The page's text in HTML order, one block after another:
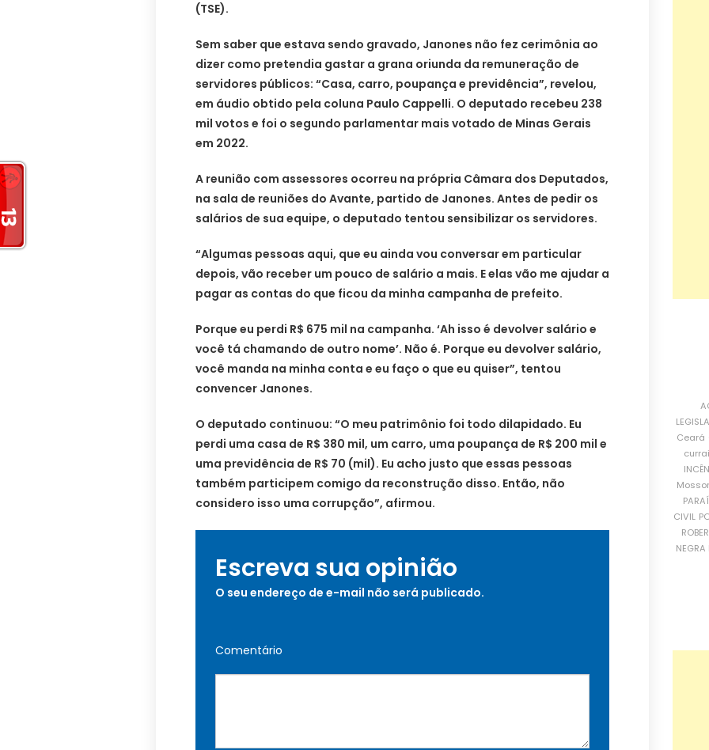
(TSE).
Sem saber que estava sendo gravado, Janones não fez cerimônia ao
dizer como pretendia gastar a grana oriunda da remuneração de
servidores públicos: “Casa, carro, poupança e previdência”, revelou,
em áudio obtido pela coluna Paulo Cappelli. O deputado recebeu 238
mil votos e foi o segundo parlamentar mais votado de Minas Gerais
em 2022.
A reunião com assessores ocorreu na própria Câmara dos Deputados,
na sala de reuniões do Avante, partido de Janones. Antes de pedir os
salários de sua equipe, o deputado tentou sensibilizar os servidores.
“Algumas pessoas aqui, que eu ainda vou conversar em particular
depois, vão receber um pouco de salário a mais. E elas vão me ajudar a
pagar as contas do que ficou da minha campanha de prefeito.
Porque eu perdi R$ 675 mil na campanha. ‘Ah isso é devolver salário e
você tá chamando de outro nome’. Não é. Porque eu devolver salário,
você manda na minha conta e eu faço o que eu quiser”, tentou
convencer Janones.
O deputado continuou: “O meu patrimônio foi todo dilapidado. Eu
perdi uma casa de R$ 380 mil, um carro, uma poupança de R$ 200 mil e
uma previdência de R$ 70 (mil). Eu acho justo que essas pessoas
também participem comigo da reconstrução disso. Então, não
considero isso uma corrupção”, afirmou.
Escreva sua opinião
O seu endereço de e-mail não será publicado.
Comentário
Ceará
CIVIL
NEGRA